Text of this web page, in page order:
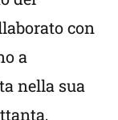
con
a
nella sua